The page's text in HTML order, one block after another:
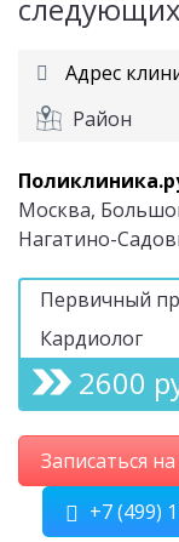
Адрес
Район
Москва,
Нагатино-
Первичный
Кардиолог
2600
Записаться
+7 (499)